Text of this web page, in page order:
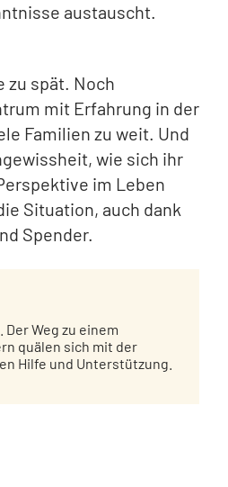
austauscht.
zu spät. Noch
mit Erfahrung in der
Familien zu weit. Und
wie sich ihr
im Leben
Situation, auch dank
Spender.
Weg zu einem
quälen sich mit der
Hilfe und Unterstützung.